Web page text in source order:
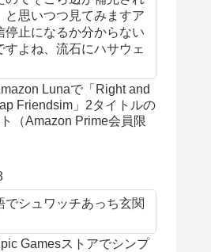
と思いつつ見てみますア
停止になるか分からない
よね、流石にハサウェ
Lunaで「Right and
Friendsim」2タイトルの
（Amazon Prime会員限
でシュワッチあっち玄関
Gamesストアでシンプ